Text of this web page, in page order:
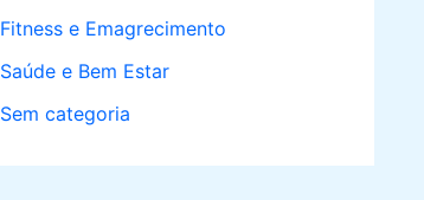
Fitness e Emagrecimento
Saúde e Bem Estar
Sem categoria